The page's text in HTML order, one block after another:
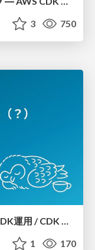
3 750
ドリフトを絶対に許さない（？）CDK運用 / CDK Ops with Zero Tolerance for Drifts (?)
1 170